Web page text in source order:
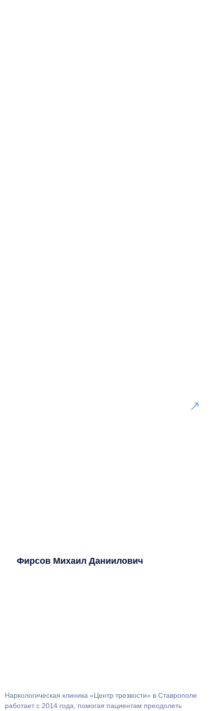
Фирсов Михаил Даниилович
Наркологическая клиника «Центр трезвости» в Ставрополе
работает с 2014 года, помогая пациентам преодолеть